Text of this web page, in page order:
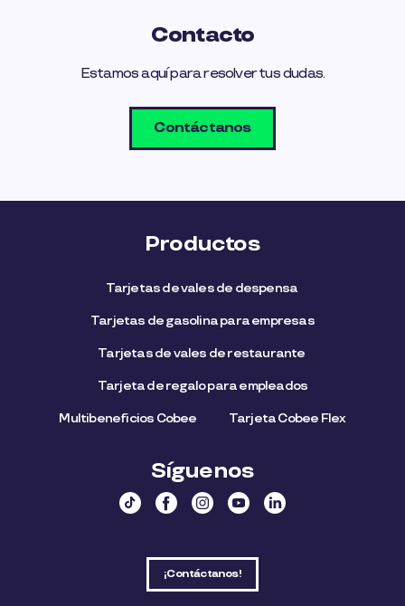
Contacto
Estamos aquí para resolver tus dudas.
Contáctanos
Productos
Tarjetas de vales de despensa
Tarjetas de gasolina para empresas
Tarjetas de vales de restaurante
Tarjeta de regalo para empleados​
Multibeneficios Cobee Tarjeta Cobee Flex
Síguenos
¡Contáctanos!